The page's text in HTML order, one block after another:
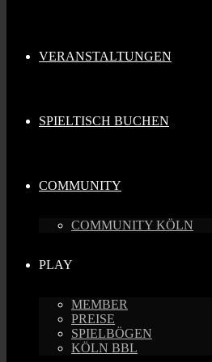
VERANSTALTUNGEN
SPIELTISCH BUCHEN
COMMUNITY
COMMUNITY KÖLN
PLAY
MEMBER
PREISE
SPIELBÖGEN
KÖLN BBL
12. DOMination Tournament -
- 21.11.2026 - 10:00
Impressum
Datenschutz